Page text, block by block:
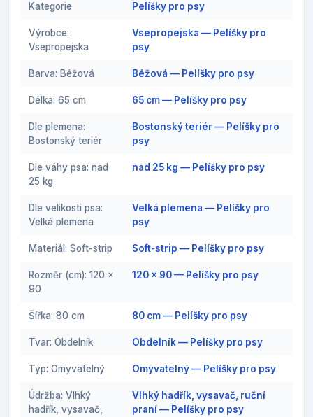
Kategorie Pelíšky pro psy
Výrobce:
Vsepropejska
Vsepropejska — Pelíšky pro
psy
Barva: Béžová Béžová — Pelíšky pro psy
Délka: 65 cm 65 cm — Pelíšky pro psy
Dle plemena:
Bostonský teriér
Bostonský teriér — Pelíšky pro
psy
Dle váhy psa: nad
25 kg
nad 25 kg — Pelíšky pro psy
Dle velikosti psa:
Velká plemena
Velká plemena — Pelíšky pro
psy
Materiál: Soft-strip Soft-strip — Pelíšky pro psy
Rozměr (cm): 120 x
90
120 x 90 — Pelíšky pro psy
Šířka: 80 cm 80 cm — Pelíšky pro psy
Tvar: Obdelník Obdelník — Pelíšky pro psy
Typ: Omyvatelný Omyvatelný — Pelíšky pro psy
Údržba: Vlhký
hadřík, vysavač,
Vlhký hadřík, vysavač, ruční
praní — Pelíšky pro psy